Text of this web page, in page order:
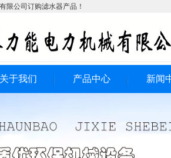
限公司订购滤水器产品！
关于我们 产品中心 新闻